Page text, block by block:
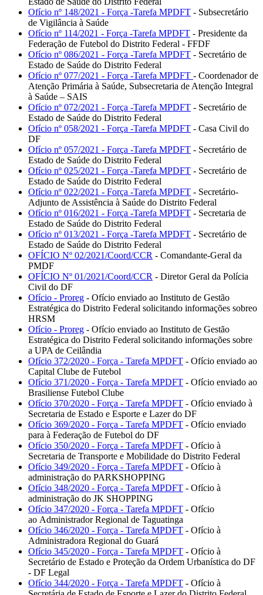
Ofício nº 148/2021 - Força -Tarefa MPDFT - Subsecretário
de Vigilância à Saúde
Ofício nº 114/2021 - Força -Tarefa MPDFT - Presidente da
Federação de Futebol do Distrito Federal - FFDF
Ofício nº 086/2021 - Força -Tarefa MPDFT - Secretário de
Estado de Saúde do Distrito Federal
Ofício nº 077/2021 - Força -Tarefa MPDFT - Coordenador de
Atenção Primária à Saúde, Subsecretaria de Atenção Integral
à Saúde – SAIS
Ofício nº 072/2021 - Força -Tarefa MPDFT - Secretário de
Estado de Saúde do Distrito Federal
Ofício nº 058/2021 - Força -Tarefa MPDFT - Casa Civil do
DF
Ofício nº 057/2021 - Força -Tarefa MPDFT - Secretário de
Estado de Saúde do Distrito Federal
Ofício nº 025/2021 - Força -Tarefa MPDFT - Secretário de
Estado de Saúde do Distrito Federal
Ofício nº 022/2021 - Força -Tarefa MPDFT - Secretário-
Adjunto de Assistência à Saúde do Distrito Federal
Ofício nº 016/2021 - Força -Tarefa MPDFT - Secretaria de
Estado de Saúde do Distrito Federal
Ofício nº 013/2021 - Força -Tarefa MPDFT - Secretário de
Estado de Saúde do Distrito Federal
OFÍCIO Nº 02/2021/Coord/CCR - Comandante-Geral da
PMDF
OFÍCIO Nº 01/2021/Coord/CCR - Diretor Geral da Polícia
Civil do DF
Ofício - Proreg - Ofício enviado ao Instituto de Gestão
Estratégica do Distrito Federal solicitando informações sobreo
HRSM
Ofício - Proreg - Ofício enviado ao Instituto de Gestão
Estratégica do Distrito Federal solicitando informações sobre
a UPA de Ceilândia
Ofício 372/2020 - Força - Tarefa MPDFT - Ofício enviado ao
Capital Clube de Futebol
Ofício 371/2020 - Força - Tarefa MPDFT - Ofício enviado ao
Brasiliense Futebol Clube
Ofício 370/2020 - Força - Tarefa MPDFT - Ofício enviado à
Secretaria de Estado e Esporte e Lazer do DF
Ofício 369/2020 - Força - Tarefa MPDFT - Ofício enviado
para à Federação de Futebol do DF
Ofício 350/2020 - Força - Tarefa MPDFT - Ofício à
Secretaria de Transporte e Mobilidade do Distrito Federal
Ofício 349/2020 - Força - Tarefa MPDFT - Ofício à
administração do PARKSHOPPING
Ofício 348/2020 - Força - Tarefa MPDFT - Ofício à
administração do JK SHOPPING
Ofício 347/2020 - Força - Tarefa MPDFT - Ofício
ao Administrador Regional de Taguatinga
Ofício 346/2020 - Força - Tarefa MPDFT - Ofício à
Administradora Regional do Guará
Ofício 345/2020 - Força - Tarefa MPDFT - Ofício à
Secretário de Estado e Proteção da Ordem Urbanística do DF
- DF Legal
Ofício 344/2020 - Força - Tarefa MPDFT - Ofício à